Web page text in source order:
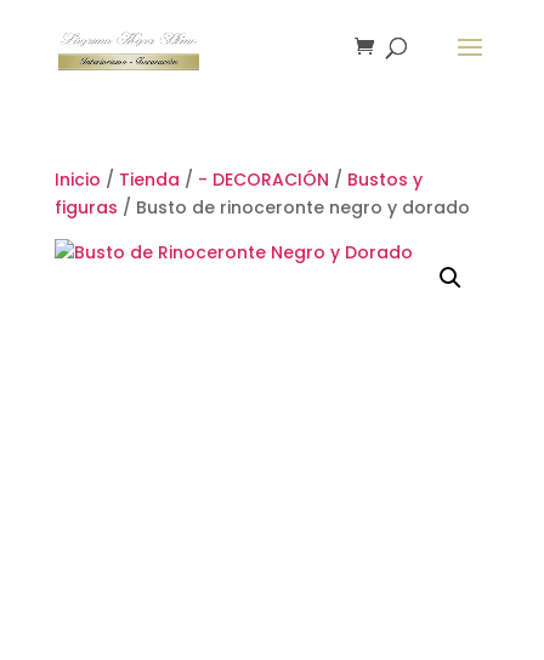
Inicio / Tienda / - DECORACIÓN / Bustos y
figuras / Busto de rinoceronte negro y dorado